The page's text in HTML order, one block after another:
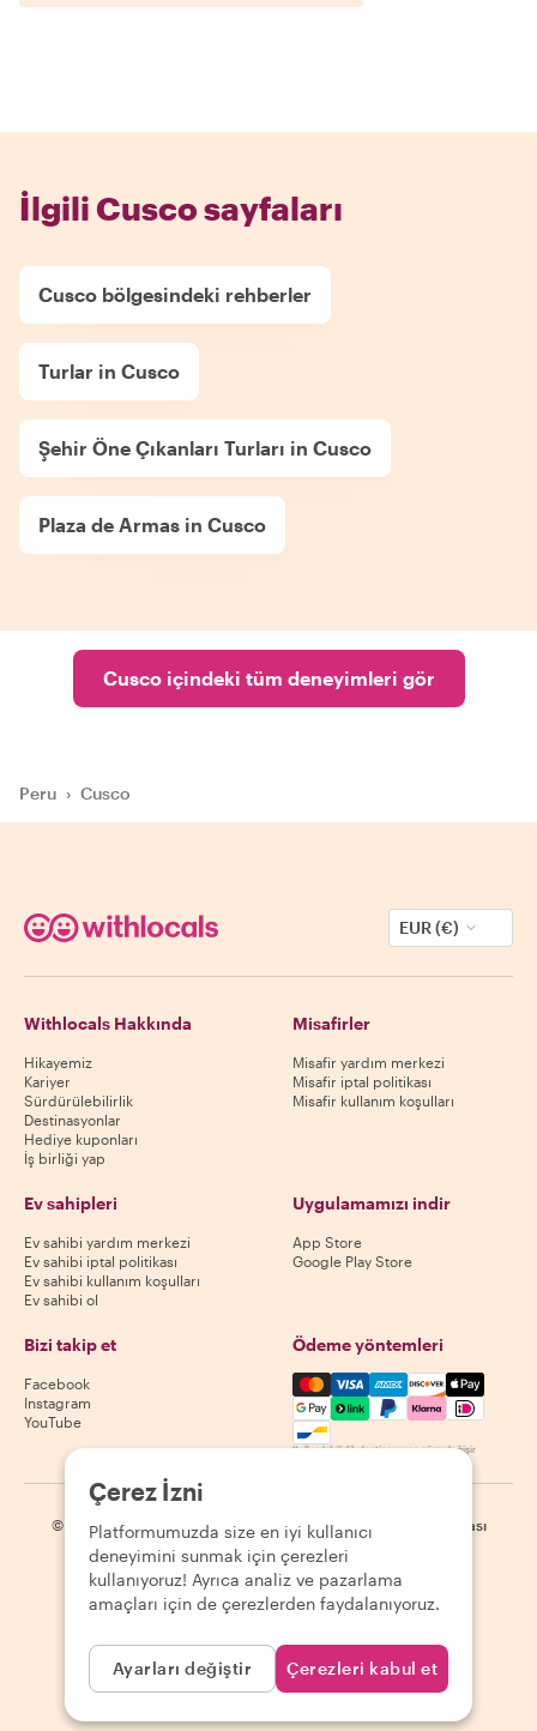
İlgili Cusco sayfaları
Cusco bölgesindeki rehberler
Turlar in Cusco
Şehir Öne Çıkanları Turları in Cusco
Plaza de Armas in Cusco
Cusco içindeki tüm deneyimleri gör
Peru › Cusco
EUR (€)
Withlocals Hakkında
Hikayemiz
Kariyer
Sürdürülebilirlik
Destinasyonlar
Hediye kuponları
İş birliği yap
Misafirler
Misafir yardım merkezi
Misafir iptal politikası
Misafir kullanım koşulları
Ev sahipleri
Ev sahibi yardım merkezi
Ev sahibi iptal politikası
Ev sahibi kullanım koşulları
Ev sahibi ol
Uygulamamızı indir
App Store
Google Play Store
Bizi takip et
Facebook
Instagram
YouTube
Ödeme yöntemleri
Mastercard, Visa, Amex,
Kullanılabilirlik destinasyona göre değişir
© 2026 Withlocals.com Gizlilik Politikası | Site haritası
Çerez İzni
Platformumuzda size en iyi kullanıcı
deneyimini sunmak için çerezleri
kullanıyoruz! Ayrıca analiz ve pazarlama
amaçları için de çerezlerden faydalanıyoruz.
Ayarları değiştir Çerezleri kabul et